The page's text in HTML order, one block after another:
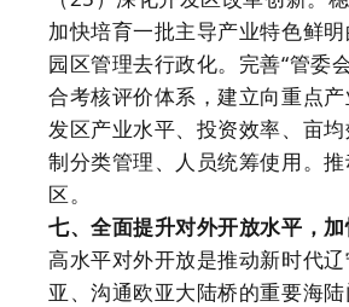
加快培育一批主导产业特色鲜
园区管理去行政化。完善“管委
合考核评价体系，建立向重点
发区产业水平、投资效率、亩
制分类管理、人员统筹使用。
区。
七、全面提升对外开放水平，
高水平对外开放是推动新时代
亚、沟通欧亚大陆桥的重要海